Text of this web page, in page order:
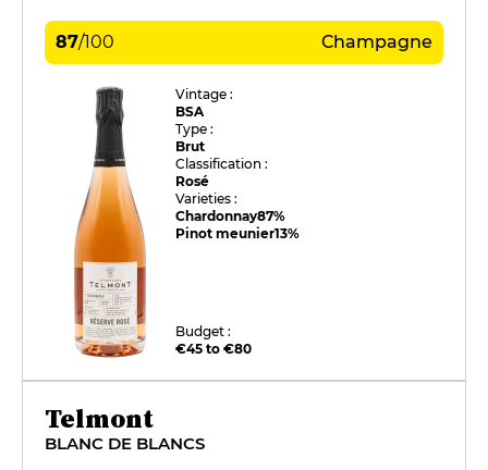
87/100 Champagne
Vintage :
BSA
Type :
Brut
Classification :
Rosé
Varieties :
Chardonnay87%
Pinot meunier13%
Budget :
€45 to €80
Telmont
BLANC DE BLANCS